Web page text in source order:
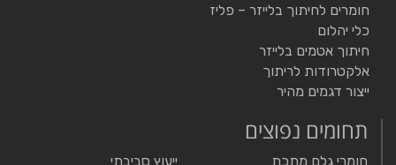
חומרים לחיתוך בלייזר – פליז
כלי יהלום
חיתוך אטמים בלייזר
אלקטרודות לריתוך
ייצור דגמים מהיר
תחומים נפוצים
חומרי גלם מתכת
ייעוץ סביבתי